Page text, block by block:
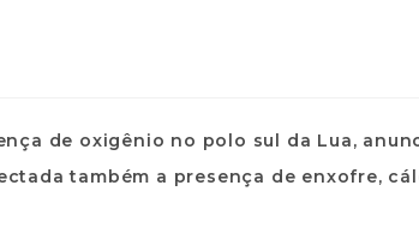
de oxigênio no polo sul da Lua,
também a presença de enxofre,